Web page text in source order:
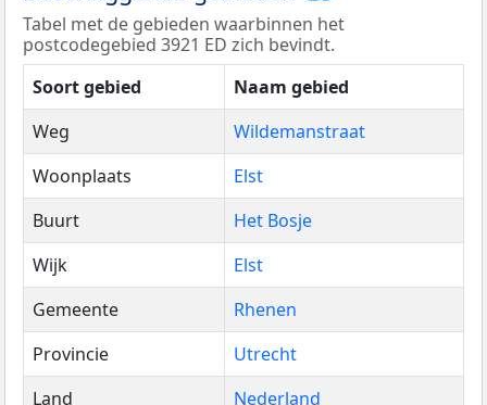
Tabel met de gebieden waarbinnen het
postcodegebied 3921 ED zich bevindt.
Soort gebied
Naam gebied
Weg
Wildemanstraat
Woonplaats
Elst
Buurt
Het Bosje
Wijk
Elst
Gemeente
Rhenen
Provincie
Utrecht
Land
Nederland